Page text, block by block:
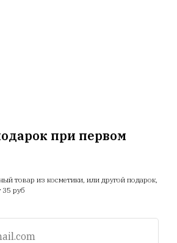
при первом
товар из косметики, или другой подарок,
35 рубОтзывы
25 794 81 89